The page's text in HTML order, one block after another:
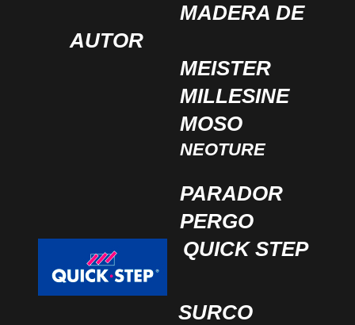
MADERA DE
AUTOR
MEISTER
MILLESINE
MOSO
NEOTURE
PARADOR
PERGO
QUICK STEP
SURCO